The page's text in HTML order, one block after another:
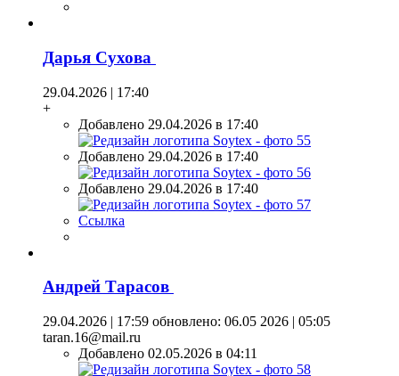
Дарья Сухова
29.04.2026 | 17:40
+
Добавлено 29.04.2026 в 17:40
Добавлено 29.04.2026 в 17:40
Добавлено 29.04.2026 в 17:40
Ссылка
Андрей Тарасов
29.04.2026 | 17:59 обновлено: 06.05 2026 | 05:05
taran.16@mail.ru
Добавлено 02.05.2026 в 04:11